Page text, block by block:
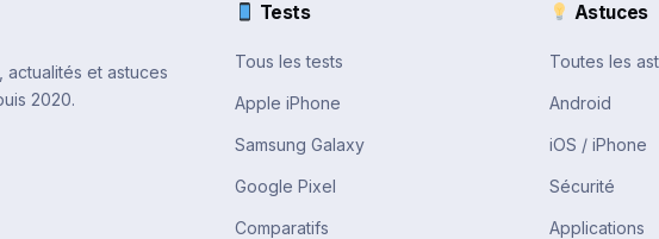
et astuces
2020.
Tests
Tous les tests
Apple iPhone
Samsung Galaxy
Google Pixel
Comparatifs
Astuces
Toutes les
Android
iOS / iPhone
Sécurité
Applications